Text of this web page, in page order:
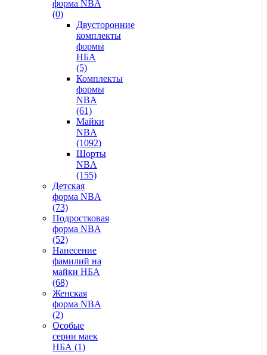
форма NBA
(0)
Двусторонние
комплекты
формы
НБА
(5)
Комплекты
формы
NBA
(61)
Майки
NBA
(1092)
Шорты
NBA
(155)
Детская
форма NBA
(73)
Подростковая
форма NBA
(52)
Нанесение
фамилий на
майки НБА
(68)
Женская
форма NBA
(2)
Особые
серии маек
НБА (1)